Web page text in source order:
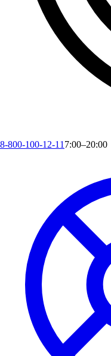
8-800-100-12-11 7:00–20:00